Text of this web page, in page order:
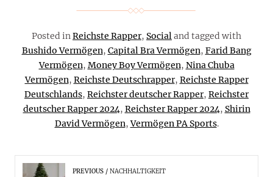
Posted inReichste Rapper, Socialand tagged with
Bushido Vermögen, Capital Bra Vermögen, Farid Bang
Vermögen, Money Boy Vermögen, Nina Chuba
Vermögen, Reichste Deutschrapper, Reichste Rapper
Deutschlands, Reichster deutscher Rapper, Reichster
deutscher Rapper 2024, Reichster Rapper 2024, Shirin
David Vermögen,Vermögen PA Sports.
PREVIOUS NACHHALTIGKEIT